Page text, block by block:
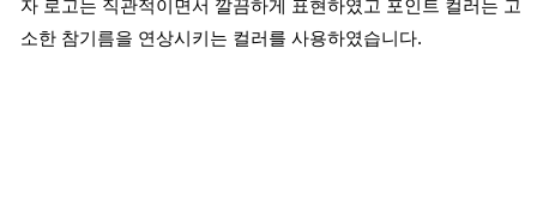
자 로고는 직관적이면서 깔끔하게 표현하였고 포인트 컬러는 고
소한 참기름을 연상시키는 컬러를 사용하였습니다.